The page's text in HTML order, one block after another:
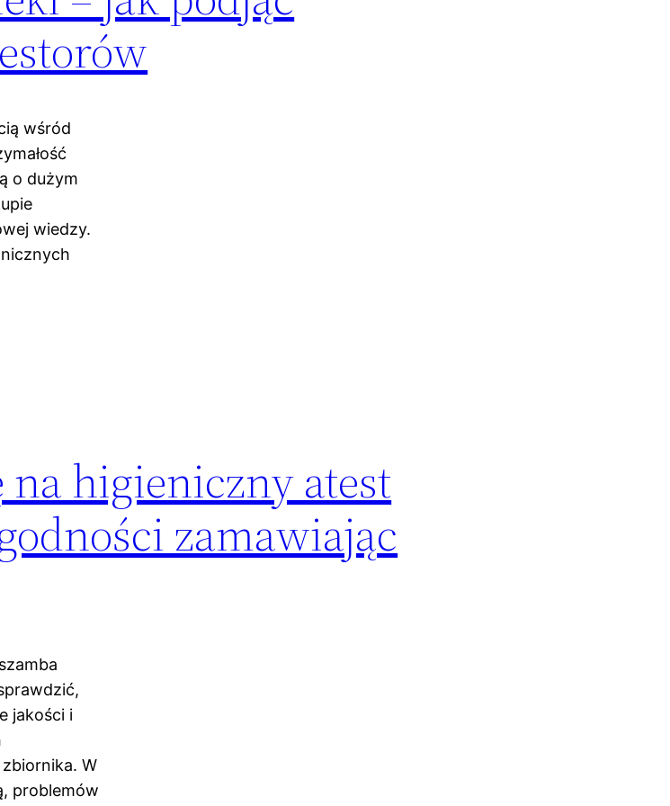
wśród
o dużym
wiedzy.
higieniczny atest
zamawiając
jakości i
W
problemów